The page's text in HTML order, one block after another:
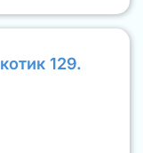
котик 129.